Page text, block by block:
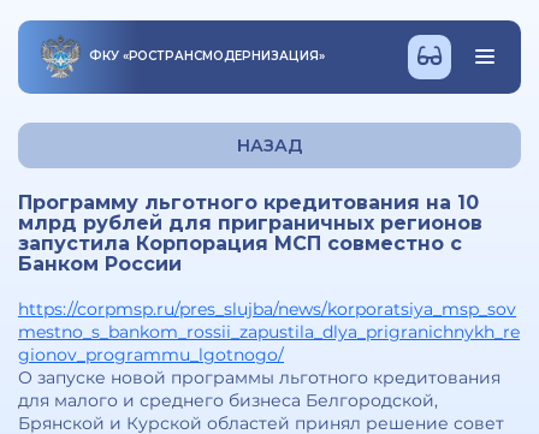
ФКУ «РОСТРАНСМОДЕРНИЗАЦИЯ»
НАЗАД
Программу льготного кредитования на 10
млрд рублей для приграничных регионов
запустила Корпорация МСП совместно с
Банком России
https://corpmsp.ru/pres_slujba/news/korporatsiya_msp_sov
mestno_s_bankom_rossii_zapustila_dlya_prigranichnykh_re
gionov_programmu_lgotnogo/
О запуске новой программы льготного кредитования
для малого и среднего бизнеса Белгородской,
Брянской и Курской областей принял решение совет